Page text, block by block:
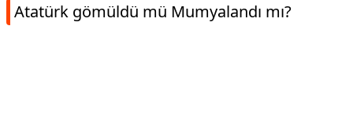
Atatürk gömüldü mü Mumyalandı mı?